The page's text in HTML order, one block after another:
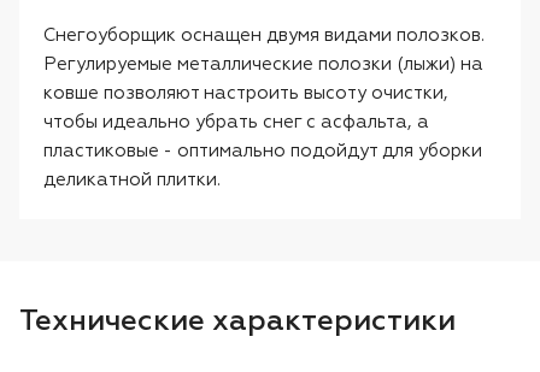
Снегоуборщик оснащен двумя видами полозков.
Регулируемые металлические полозки (лыжи) на
ковше позволяют настроить высоту очистки,
чтобы идеально убрать снег с асфальта, а
пластиковые - оптимально подойдут для уборки
деликатной плитки.
Технические характеристики